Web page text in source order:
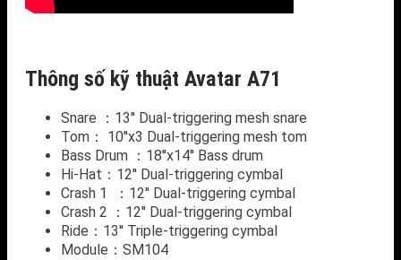
Thông số kỹ thuật Avatar A71
Snare ：13′′ Dual-triggering mesh snare
Tom： 10′′x3 Dual-triggering mesh tom
Bass Drum ：18′′x14′′ Bass drum
Hi-Hat：12′′ Dual-triggering cymbal
Crash 1 ：12′′ Dual-triggering cymbal
Crash 2 ：12′′ Dual-triggering cymbal
Ride：13′′ Triple-triggering cymbal
Module：SM104